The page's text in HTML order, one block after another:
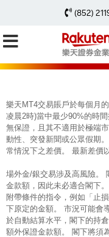
(852)
每周黃
樂天MT4交易賬戶於每個月
凌晨2時)當中最少90%的時
無保證，且其不適用於極端
動性、突發新聞或公眾假期
常情況下之差價。 最新差價
場外金/銀交易涉及高風險。
金款額，因此未必適合閣下
附帶條件的指令，例如「止
下原定的金額。 市況可能會
於自動結算水平，閣下的持
額外保證金款額。 閣下將須